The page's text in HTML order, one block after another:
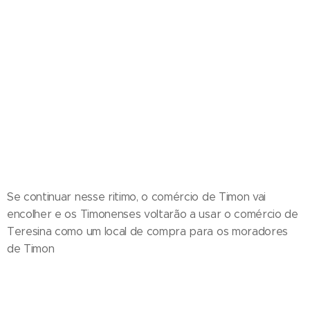
Se continuar nesse ritimo, o comércio de Timon vai
encolher e os Timonenses voltarão a usar o comércio de
Teresina como um local de compra para os moradores
de Timon